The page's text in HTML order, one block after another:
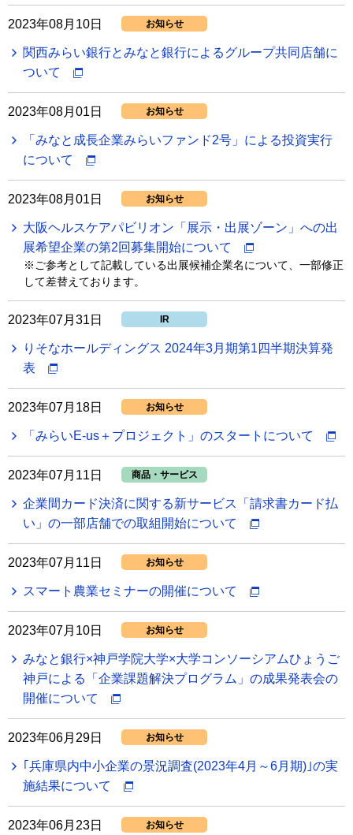
2023年08月10日 お知らせ
関西みらい銀行とみなと銀行によるグループ共同店舗に
ついて
2023年08月01日 お知らせ
「みなと成長企業みらいファンド2号」による投資実行
について
2023年08月01日 お知らせ
大阪ヘルスケアパビリオン「展示・出展ゾーン」への出
展希望企業の第2回募集開始について
※ご参考として記載している出展候補企業名について、一部修正
して差替えております。
2023年07月31日 IR
りそなホールディングス 2024年3月期第1四半期決算発
表
2023年07月18日 お知らせ
「みらいE-us＋プロジェクト」のスタートについて
2023年07月11日 商品・サービス
企業間カード決済に関する新サービス「請求書カード払
い」の一部店舗での取組開始について
2023年07月11日 お知らせ
スマート農業セミナーの開催について
2023年07月10日 お知らせ
みなと銀行×神戸学院大学×大学コンソーシアムひょうご
神戸による「企業課題解決プログラム」の成果発表会の
開催について
2023年06月29日 お知らせ
｢兵庫県内中小企業の景況調査(2023年4月～6月期)｣の実
施結果について
2023年06月23日 お知らせ